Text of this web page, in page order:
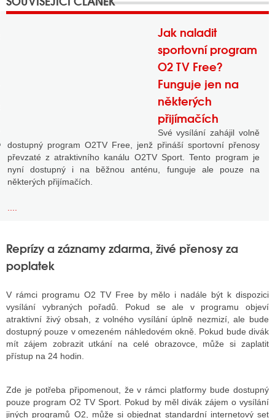
STÁT BLOGEREM
Jak naladit
sportovní program
O2 TV Free?
Funguje jen na
některých
přijímačích
Své vysílání zahájil volně
dostupný program O2TV Free, jenž přináší sportovní přenosy
převzaté z atraktivního kanálu O2TV Sport. Tento program je
nyní dostupný i na běžnou anténu, funguje ale pouze na
některých přijímačích.
Reprízy a záznamy zdarma, živé přenosy za
poplatek
V rámci programu O2 TV Free by mělo i nadále být k dispozici
vysílání vybraných pořadů. Pokud se ale v programu objeví
atraktivní živý obsah, z volného vysílání úplně nezmizí, ale bude
dostupný pouze v omezeném náhledovém okně. Pokud bude divák
mít zájem zobrazit utkání na celé obrazovce, může si zaplatit
přístup na 24 hodin.
Zde je potřeba připomenout, že v rámci platformy bude dostupný
pouze program O2 TV Sport. Pokud by měl divák zájem o vysílání
jiných programů O2, může si objednat standardní internetový set